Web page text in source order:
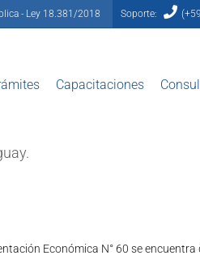
- Ley 18.381/2018 Soporte:
Capacitaciones
Económica N° 60 se